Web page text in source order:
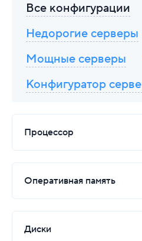
Все конфигурации
Недорогие серверы
Мощные серверы
Конфигуратор
Процессор
Оперативная память
Диски